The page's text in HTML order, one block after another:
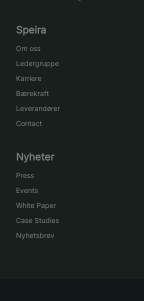
Speira
Om oss
Ledergruppe
Karriere
Bærekraft
Leverandører
Contact
Nyheter
Press
Events
White Paper
Case Studies
Nyhetsbrev